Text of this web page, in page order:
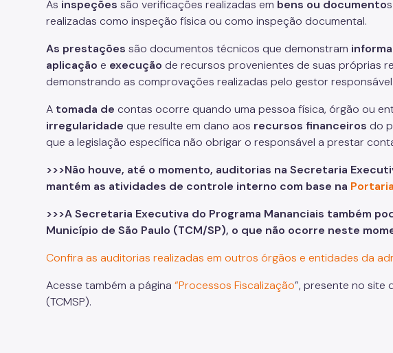
As inspeções são verificações realizadas em bens ou documento
realizadas como inspeção física ou como inspeção documental.
As prestações são documentos técnicos que demonstram
aplicação e execução de recursos provenientes de suas próprias
demonstrando as comprovações realizadas pelo gestor responsável.
A tomada de contas ocorre quando uma pessoa física, órgão ou
irregularidade que resulte em dano aos recursos financeiros do
que a legislação específica não obrigar o responsável a prestar
>>>Não houve, até o momento, auditorias na Secretaria
mantém as atividades de controle interno com base na
>>>A Secretaria Executiva do Programa Mananciais também
Município de São Paulo (TCM/SP), o que não ocorre neste
Confira as auditorias realizadas em outros órgãos e entidades da
Acesse também a página “Processos Fiscalização”, presente no site
(TCMSP).